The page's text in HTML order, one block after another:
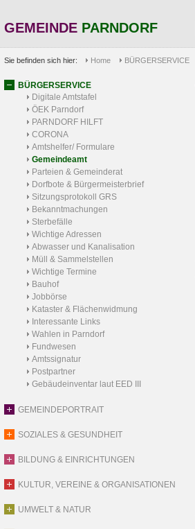
GEMEINDE PARNDORF
Sie befinden sich hier: Home BÜRGERSERVICE
BÜRGERSERVICE
Digitale Amtstafel
ÖEK Parndorf
PARNDORF HILFT
CORONA
Amtshelfer/ Formulare
Gemeindeamt
Parteien & Gemeinderat
Dorfbote & Bürgermeisterbrief
Sitzungsprotokoll GRS
Bekanntmachungen
Sterbefälle
Wichtige Adressen
Abwasser und Kanalisation
Müll & Sammelstellen
Wichtige Termine
Bauhof
Jobbörse
Kataster & Flächenwidmung
Interessante Links
Wahlen in Parndorf
Fundwesen
Amtssignatur
Postpartner
Gebäudeinventar laut EED III
GEMEINDEPORTRAIT
SOZIALES & GESUNDHEIT
BILDUNG & EINRICHTUNGEN
KULTUR, VEREINE & ORGANISATIONEN
UMWELT & NATUR